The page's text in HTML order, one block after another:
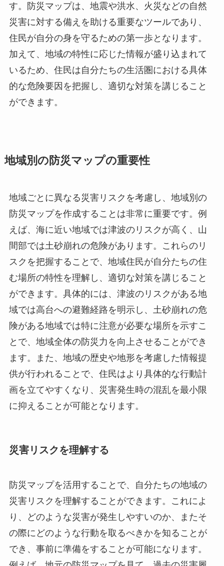
す。防災マップは、地震や洪水、火災などの自然
災害に対する備えを助ける重要なツールであり、
住民が自分の身を守るための第一歩となります。
加えて、地域の特性に応じた情報が盛り込まれて
いるため、住民は自分たちの生活圏における具体
的な危険要因を把握し、適切な対策を講じること
ができます。
地域別の防災マップの重要性
地域ごとに異なる災害リスクを考慮し、地域別の
防災マップを作成することは非常に重要です。例
えば、海に近い地域では津波のリスクが高く、山
間部では土砂崩れの危険があります。これらのリ
スクを把握することで、地域住民が自分たちの住
む場所の特性を理解し、適切な対策を講じること
ができます。具体的には、津波のリスクがある地
域では高台への避難経路を明示し、土砂崩れの危
険がある地域では特に注意が必要な場所を示すこ
とで、地域全体の防災力を向上させることができ
ます。また、地域の歴史や地形を考慮した情報提
供が行われることで、住民はより具体的な行動計
画を立てやすくなり、災害発生時の混乱を最小限
に抑えることが可能となります。
災害リスクを理解する
防災マップを活用することで、自分たちの地域の
災害リスクを理解することができます。これによ
り、どのような災害が発生しやすいのか、またそ
の際にどのような行動を取るべきかを知ることが
でき、事前に準備をすることが可能になります。